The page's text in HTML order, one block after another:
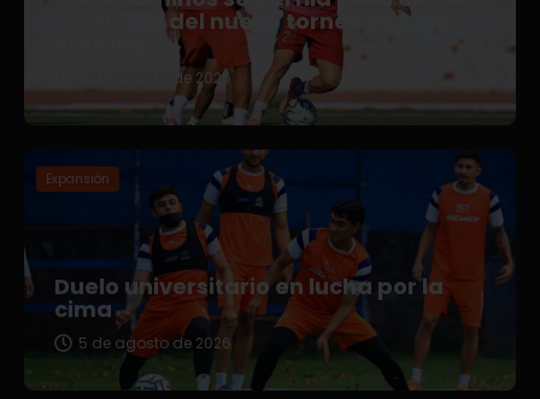
arranque del nuevo torneo en Liga
5 de agosto de 2026
Expansión
Duelo universitario en lucha por la
cima
5 de agosto de 2026